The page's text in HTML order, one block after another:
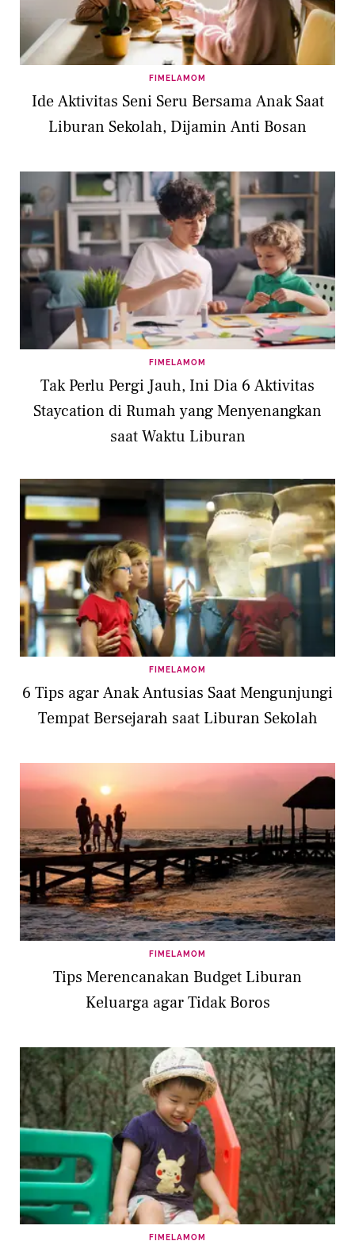
FIMELAMOM
Ide Aktivitas Seni Seru Bersama Anak Saat
Liburan Sekolah, Dijamin Anti Bosan
FIMELAMOM
Tak Perlu Pergi Jauh, Ini Dia 6 Aktivitas
Staycation di Rumah yang Menyenangkan
saat Waktu Liburan
FIMELAMOM
6 Tips agar Anak Antusias Saat Mengunjungi
Tempat Bersejarah saat Liburan Sekolah
FIMELAMOM
Tips Merencanakan Budget Liburan
Keluarga agar Tidak Boros
FIMELAMOM